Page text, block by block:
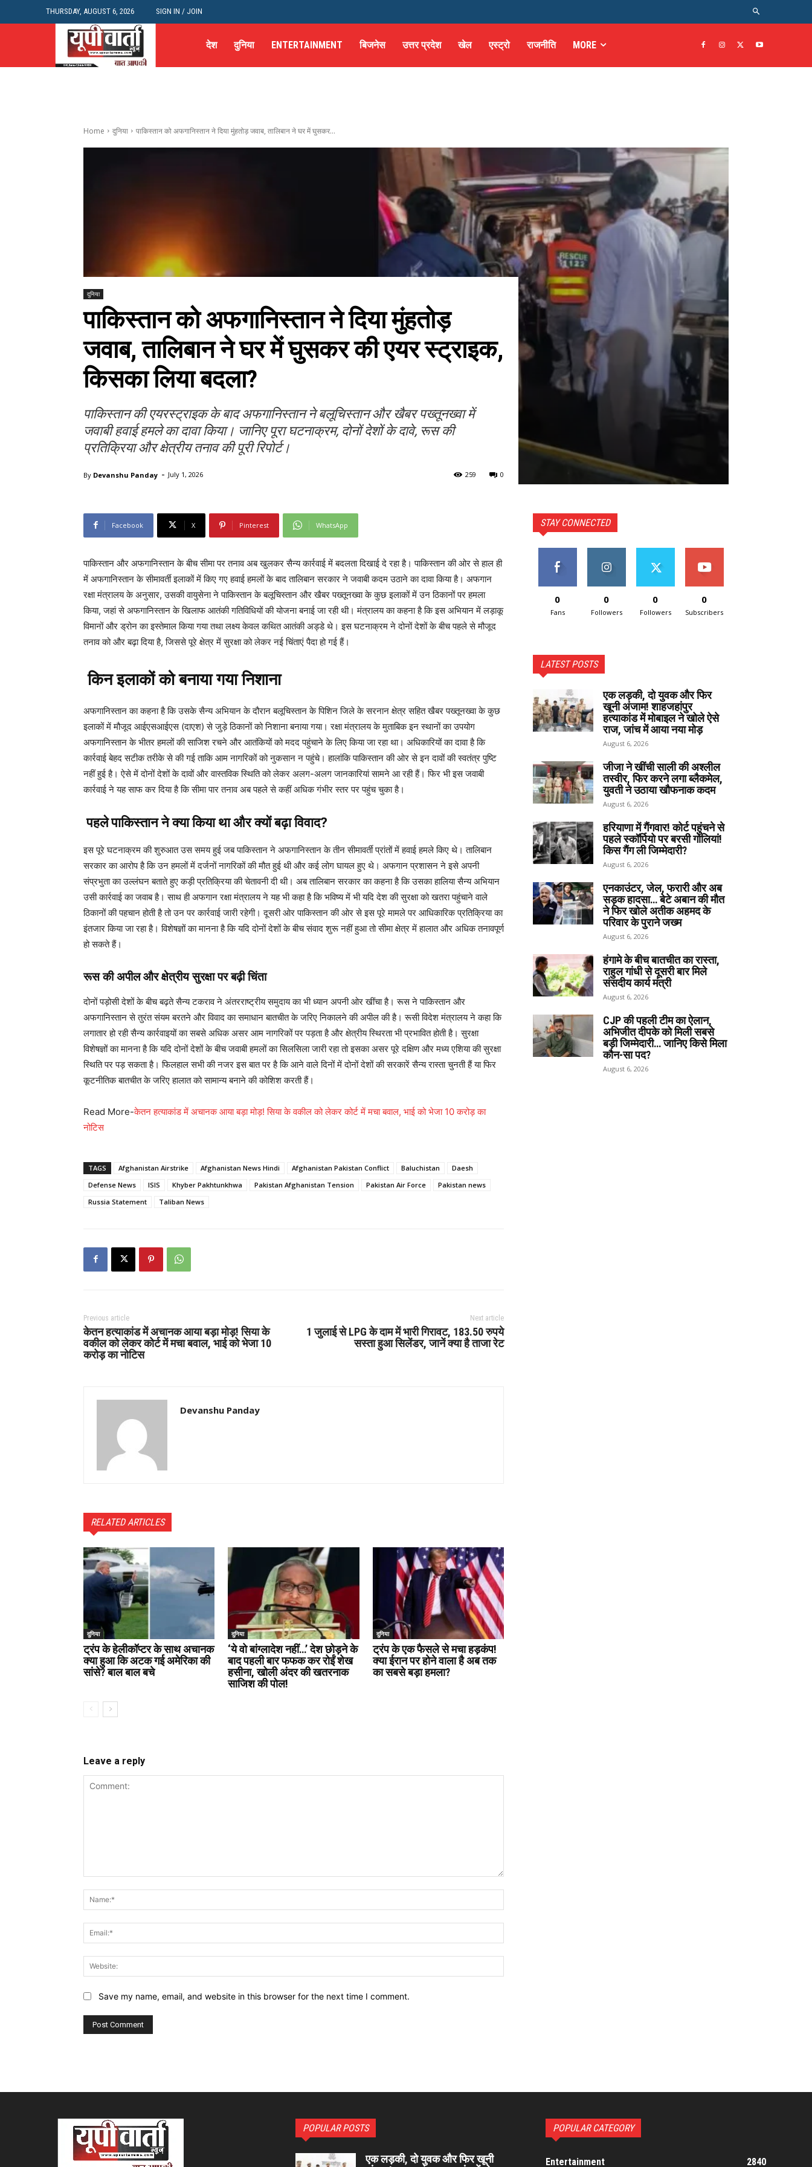
THURSDAY, AUGUST 6, 2026 SIGN IN / JOIN
देश दुनिया ENTERTAINMENT बिजनेस उत्तर प्रदेश खेल एस्ट्रो राजनीति MORE
Home दुनिया पाकिस्तान को अफगानिस्तान ने दिया मुंहतोड़ जवाब, तालिबान ने घर में घुसकर...
दुनिया
पाकिस्तान को अफगानिस्तान ने दिया मुंहतोड़
जवाब, तालिबान ने घर में घुसकर की एयर स्ट्राइक,
किसका लिया बदला?
पाकिस्तान की एयरस्ट्राइक के बाद अफगानिस्तान ने बलूचिस्तान और खैबर पख्तूनख्वा में
जवाबी हवाई हमले का दावा किया। जानिए पूरा घटनाक्रम, दोनों देशों के दावे, रूस की
प्रतिक्रिया और क्षेत्रीय तनाव की पूरी रिपोर्ट।
By Devanshu Panday - July 1, 2026 0
259
Facebook X Pinterest WhatsApp
पाकिस्तान और अफगानिस्तान के बीच सीमा पर तनाव अब खुलकर सैन्य कार्रवाई में बदलता दिखाई दे रहा है। पाकिस्तान की ओर से हाल ही
में अफगानिस्तान के सीमावर्ती इलाकों में किए गए हवाई हमलों के बाद तालिबान सरकार ने जवाबी कदम उठाने का दावा किया है। अफगान
रक्षा मंत्रालय के अनुसार, उसकी वायुसेना ने पाकिस्तान के बलूचिस्तान और खैबर पख्तूनख्वा के कुछ इलाकों में उन ठिकानों पर हमला
किया, जहां से अफगानिस्तान के खिलाफ आतंकी गतिविधियों की योजना बनाई जा रही थी। मंत्रालय का कहना है कि इस अभियान में लड़ाकू
विमानों और ड्रोन का इस्तेमाल किया गया तथा लक्ष्य केवल कथित आतंकी अड्डे थे। इस घटनाक्रम ने दोनों देशों के बीच पहले से मौजूद
तनाव को और बढ़ा दिया है, जिससे पूरे क्षेत्र में सुरक्षा को लेकर नई चिंताएं पैदा हो गई हैं।
किन इलाकों को बनाया गया निशाना
अफगानिस्तान का कहना है कि उसके सैन्य अभियान के दौरान बलूचिस्तान के पिशिन जिले के सरनान क्षेत्र सहित खैबर पख्तूनख्वा के कुछ
इलाकों में मौजूद आईएसआईएस (दाएश) से जुड़े ठिकानों को निशाना बनाया गया। रक्षा मंत्रालय के मुताबिक इन स्थानों का उपयोग
अफगानिस्तान के भीतर हमलों की साजिश रचने और आतंकियों को मदद पहुंचाने के लिए किया जा रहा था। अधिकारियों का दावा है कि
कार्रवाई बेहद सटीक तरीके से की गई ताकि आम नागरिकों को नुकसान न पहुंचे। हालांकि पाकिस्तान की ओर से इन दावों की स्वतंत्र पुष्टि
नहीं हुई है। ऐसे में दोनों देशों के दावों और वास्तविक स्थिति को लेकर अलग-अलग जानकारियां सामने आ रही हैं। फिर भी इस जवाबी
कार्रवाई ने यह साफ कर दिया है कि सीमा पार तनाव अब पहले से कहीं अधिक गंभीर स्तर पर पहुंच चुका है।
पहले पाकिस्तान ने क्या किया था और क्यों बढ़ा विवाद?
इस पूरे घटनाक्रम की शुरुआत उस समय हुई जब पाकिस्तान ने अफगानिस्तान के तीन सीमावर्ती प्रांतों में हवाई हमले किए थे। तालिबान
सरकार का आरोप है कि उन हमलों में दर्जनों नागरिकों की मौत हुई थी और कई लोग घायल हुए थे। अफगान प्रशासन ने इसे अपनी
संप्रभुता का उल्लंघन बताते हुए कड़ी प्रतिक्रिया की चेतावनी दी थी। अब तालिबान सरकार का कहना है कि उसका हालिया सैन्य अभियान
उसी कार्रवाई का जवाब है। साथ ही अफगान रक्षा मंत्रालय ने यह भी कहा है कि भविष्य में भी यदि देश की सुरक्षा को खतरा पहुंचाने वाले
ठिकानों की पहचान होती है तो उन पर कार्रवाई जारी रहेगी। दूसरी ओर पाकिस्तान की ओर से इस पूरे मामले पर आधिकारिक प्रतिक्रिया का
इंतजार किया जा रहा है। विशेषज्ञों का मानना है कि यदि दोनों देशों के बीच संवाद शुरू नहीं हुआ तो सीमा क्षेत्र में हालात और अधिक तनावपूर्ण
हो सकते हैं।
रूस की अपील और क्षेत्रीय सुरक्षा पर बढ़ी चिंता
दोनों पड़ोसी देशों के बीच बढ़ते सैन्य टकराव ने अंतरराष्ट्रीय समुदाय का भी ध्यान अपनी ओर खींचा है। रूस ने पाकिस्तान और
अफगानिस्तान से तुरंत संयम बरतने और विवाद का समाधान बातचीत के जरिए निकालने की अपील की है। रूसी विदेश मंत्रालय ने कहा कि
लगातार हो रही सैन्य कार्रवाइयों का सबसे अधिक असर आम नागरिकों पर पड़ता है और क्षेत्रीय स्थिरता भी प्रभावित होती है। सुरक्षा
विशेषज्ञों का मानना है कि यदि दोनों देशों के बीच जवाबी हमलों का सिलसिला जारी रहा तो इसका असर पूरे दक्षिण और मध्य एशिया की सुरक्षा
स्थिति पर पड़ सकता है। फिलहाल सभी की नजर इस बात पर है कि आने वाले दिनों में दोनों देशों की सरकारें सैन्य रास्ता चुनती हैं या फिर
कूटनीतिक बातचीत के जरिए हालात को सामान्य बनाने की कोशिश करती हैं।
Read More-केतन हत्याकांड में अचानक आया बड़ा मोड़! सिया के वकील को लेकर कोर्ट में मचा बवाल, भाई को भेजा 10 करोड़ का
नोटिस
TAGS Afghanistan Airstrike Afghanistan News Hindi Afghanistan Pakistan Conflict Baluchistan
Daesh
Defense News
ISIS Khyber Pakhtunkhwa Pakistan Afghanistan Tension Pakistan Air Force
Pakistan news
Russia Statement
Taliban News
Previous article
केतन हत्याकांड में अचानक आया बड़ा मोड़! सिया के
वकील को लेकर कोर्ट में मचा बवाल, भाई को भेजा 10
करोड़ का नोटिस
Next article
1 जुलाई से LPG के दाम में भारी गिरावट, 183.50 रुपये
सस्ता हुआ सिलेंडर, जानें क्या है ताजा रेट
Devanshu Panday
RELATED ARTICLES
दुनिया
ट्रंप के हेलीकॉप्टर के साथ अचानक
क्या हुआ कि अटक गई अमेरिका की
सांसे? बाल बाल बचे
दुनिया
‘ये वो बांग्लादेश नहीं…’ देश छोड़ने के
बाद पहली बार फफक कर रोईं शेख
हसीना, खोली अंदर की खतरनाक
साजिश की पोल!
दुनिया
ट्रंप के एक फैसले से मचा हड़कंप!
क्या ईरान पर होने वाला है अब तक
का सबसे बड़ा हमला?
Leave a reply
Save my name, email, and website in this browser for the next time I comment.
STAY CONNECTED
0
Fans
0
Followers
0
Followers
0
Subscribers
LATEST POSTS
एक लड़की, दो युवक और फिर
खूनी अंजाम! शाहजहांपुर
हत्याकांड में मोबाइल ने खोले ऐसे
राज, जांच में आया नया मोड़
August 6, 2026
जीजा ने खींची साली की अश्लील
तस्वीर, फिर करने लगा ब्लैकमेल,
युवती ने उठाया खौफनाक कदम
August 6, 2026
हरियाणा में गैंगवार! कोर्ट पहुंचने से
पहले स्कॉर्पियो पर बरसी गोलियां!
किस गैंग ली जिम्मेदारी?
August 6, 2026
एनकाउंटर, जेल, फरारी और अब
सड़क हादसा… बेटे अबान की मौत
ने फिर खोले अतीक अहमद के
परिवार के पुराने जख्म
August 6, 2026
हंगामे के बीच बातचीत का रास्ता,
राहुल गांधी से दूसरी बार मिले
संसदीय कार्य मंत्री
August 6, 2026
CJP की पहली टीम का ऐलान,
अभिजीत दीपके को मिली सबसे
बड़ी जिम्मेदारी… जानिए किसे मिला
कौन-सा पद?
August 6, 2026
POPULAR POSTS
एक लड़की, दो युवक और फिर खूनी
POPULAR CATEGORY
Entertainment 2840